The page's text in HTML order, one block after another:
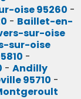
oise 95260 -
- Baillet-en-
sur-oise
sur-oise
-
- Andilly
95710 -